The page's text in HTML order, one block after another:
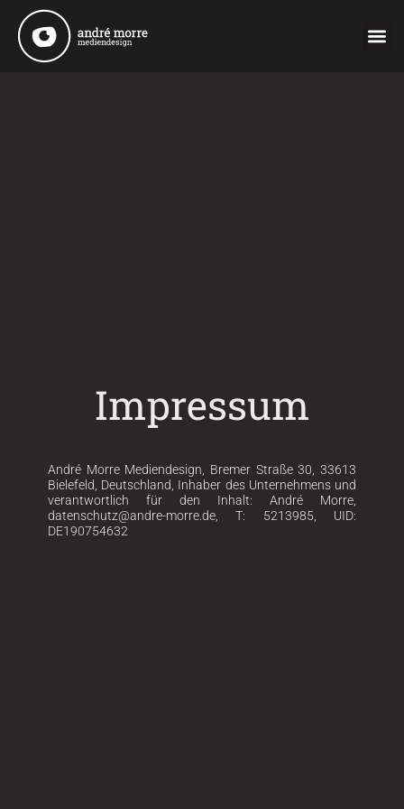
Impressum
André Morre Mediendesign, Bremer Straße 30, 33613
Bielefeld, Deutschland, Inhaber des Unternehmens und
verantwortlich für den Inhalt: André Morre,
datenschutz@andre-morre.de, T: 5213985, UID:
DE190754632